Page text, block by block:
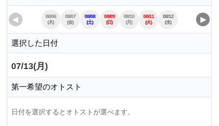
◀
08/06
(木)
08/07
(金)
08/08
(土)
08/09
(日)
08/10
(月)
08/11
(火)
08/12
(水)
08/14
(金)
▶
選択した日付
07/13(月)
第一希望のオトスト
日付を選択するとオトストが選べます。